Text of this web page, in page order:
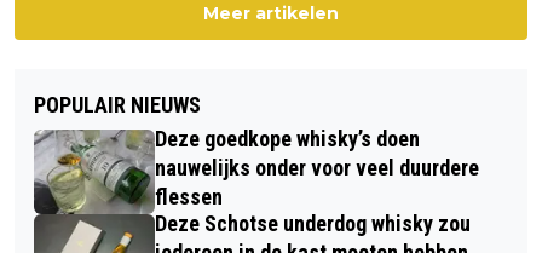
Meer artikelen
POPULAIR NIEUWS
Deze goedkope whisky’s doen
nauwelijks onder voor veel duurdere
flessen
Deze Schotse underdog whisky zou